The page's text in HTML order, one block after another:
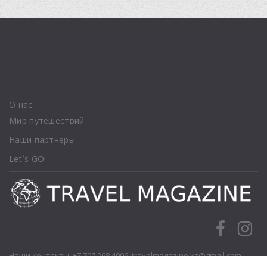
О нас
Мир путешествий
Наши партнеры
Let`s GO!